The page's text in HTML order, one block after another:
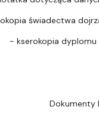
świadectwa
- kserokopia dyplomu
Dokumenty